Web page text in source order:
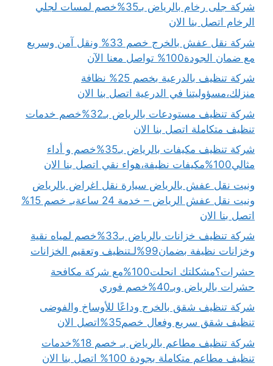
شركة جلى رخام بالرياض بـ35%خصم لمسات لجلي
الرخام اتصل بنا الان
شركة نقل عفش بالخرج خصم 33% ونقل آمن وسريع
مع ضمان الجودة100% تواصل معنا الآن
شركة تنظيف بالدرعية بخصم 25% نظافة
منزلك،مسؤوليتنا في الدرعية اتصل بنا الان
شركة تنظيف مستودعات بالرياض بـ32%خصم خدمات
تنظيف متكاملة اتصل بنا الان
شركة تنظيف مكيفات بالرياض بـ35%خصم و أداء
مثالي100%مكيفات نظيفة،هواء نقي اتصل بنا الان
ونيت نقل عفش بالرياض سيارة نقل اغراض بالرياض
ونيت نقل عفش الرياض – خدمة 24 ساعةبـ خصم 15%
اتصل بنا الان
شركة تنظيف خزانات بالرياض بـ33%خصم لمياه نقية
وخزانات نظيفة بضمان99%لـتنظيف وتعقيم الخزانات
حشرات؟مشكلتك انحلت100%مع شركة مكافحة
حشرات بالرياض وبـ40%خصم فوري
شركة تنظيف شقق بالخرج وداعًا للأوساخ والفوضى
تنظيف شقق سريع وفعال خصم35%اتصل الان
شركة تنظيف مطاعم بالرياض بـ خصم 18%خدمات
تنظيف مطاعم متكاملة بجودة 100% اتصل بنا الان